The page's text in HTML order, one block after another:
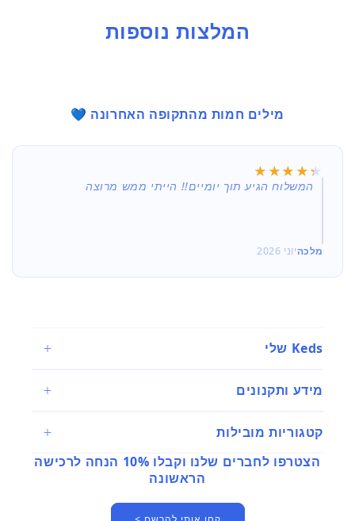
המלצות נוספות
מילים חמות מהתקופה האחרונה 💙
★★★★★
★★★★★
המשלוח הגיע תוך יומיים!! הייתי ממש מרוצה
מלכהיוני 2026
Keds שלי
מידע ותקנונים
קטגוריות מובילות
הצטרפו לחברים שלנו וקבלו 10% הנחה לרכישה
הראשונה